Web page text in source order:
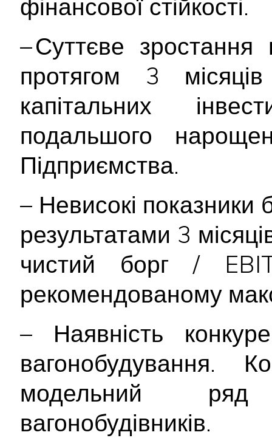
фінансової стійкості.
– Суттєве зростання
протягом 3
капітальних
подальшого
Підприємства.
– Невисокі показники
результатами 3
чистий борг /
рекомендованому
– Наявність
вагонобудування.
модельний ряд
вагонобудівників.